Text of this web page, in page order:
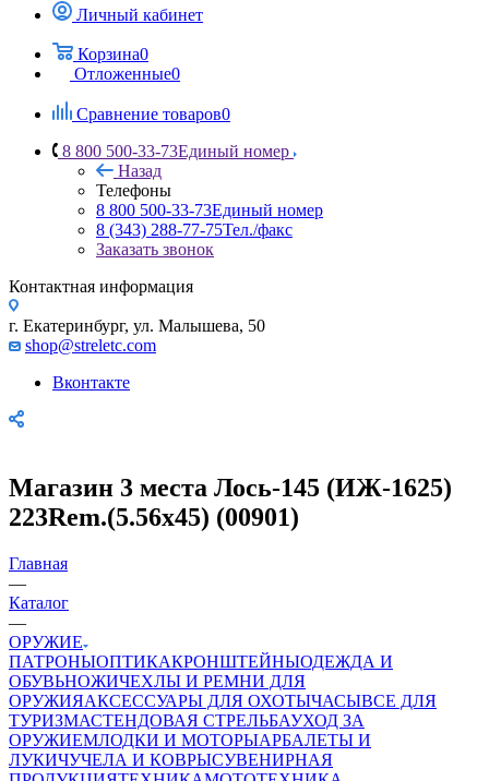
Личный кабинет
Корзина0
Отложенные0
Сравнение товаров0
8 800 500-33-73Единый номер
Назад
Телефоны
8 800 500-33-73Единый номер
8 (343) 288-77-75Тел./факс
Заказать звонок
Контактная информация
г. Екатеринбург, ул. Малышева, 50
shop@streletc.com
Вконтакте
Магазин 3 места Лось-145 (ИЖ-1625)
223Rem.(5.56х45) (00901)
Главная
—
Каталог
—
ОРУЖИЕ
ПАТРОНЫОПТИКАКРОНШТЕЙНЫОДЕЖДА И
ОБУВЬНОЖИЧЕХЛЫ И РЕМНИ ДЛЯ
ОРУЖИЯАКСЕССУАРЫ ДЛЯ ОХОТЫЧАСЫВСЕ ДЛЯ
ТУРИЗМАСТЕНДОВАЯ СТРЕЛЬБАУХОД ЗА
ОРУЖИЕМЛОДКИ И МОТОРЫАРБАЛЕТЫ И
ЛУКИЧУЧЕЛА И КОВРЫСУВЕНИРНАЯ